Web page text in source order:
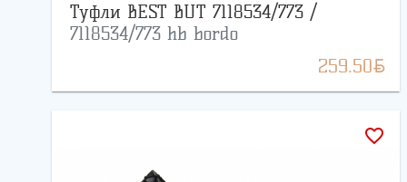
Туфли BEST BUT 7118534/773 /
7118534/773 hb bordo
259.50BYN
favorite_border